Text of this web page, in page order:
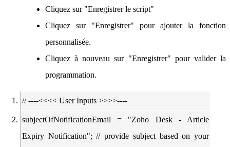
Cliquez sur "Enregistrer le script"
Cliquez sur "Enregistrer" pour ajouter la fonction
personnalisée.
Cliquez à nouveau sur "Enregistrer" pour valider la
programmation.
// ----<<<< User Inputs >>>>----
subjectOfNotificationEmail = "Zoho Desk - Article
Expiry Notification"; // provide subject based on your